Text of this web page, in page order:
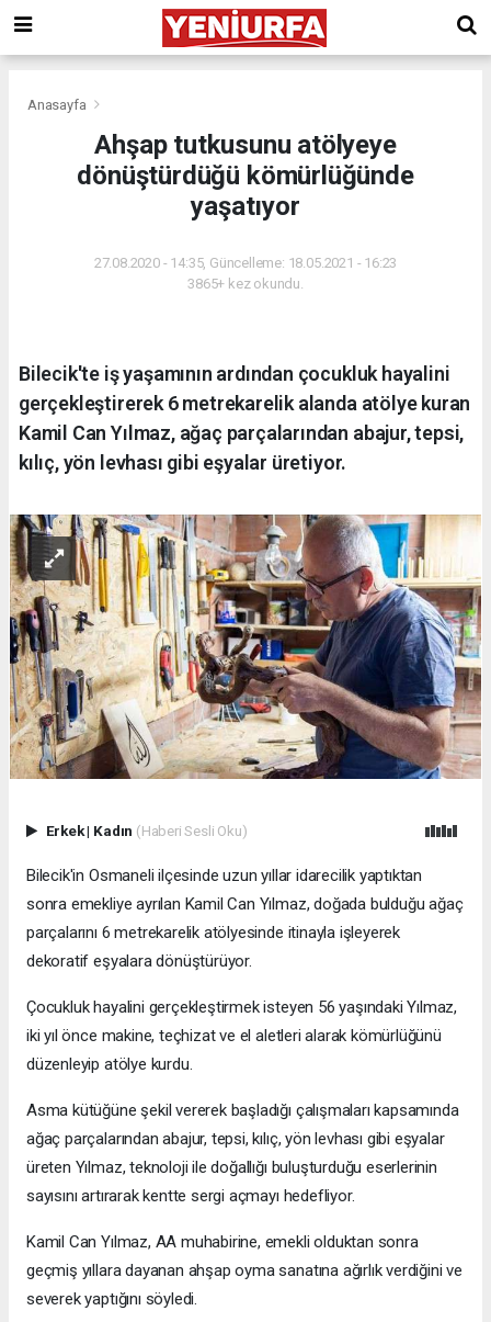
Anasayfa
Ahşap tutkusunu atölyeye
dönüştürdüğü kömürlüğünde
yaşatıyor
27.08.2020 - 14:35, Güncelleme: 18.05.2021 - 16:23
3865+ kez okundu.
Bilecik'te iş yaşamının ardından çocukluk hayalini
gerçekleştirerek 6 metrekarelik alanda atölye kuran
Kamil Can Yılmaz, ağaç parçalarından abajur, tepsi,
kılıç, yön levhası gibi eşyalar üretiyor.
Erkek| Kadın (Haberi Sesli Oku)
Bilecik'in Osmaneli ilçesinde uzun yıllar idarecilik yaptıktan
sonra emekliye ayrılan Kamil Can Yılmaz, doğada bulduğu ağaç
parçalarını 6 metrekarelik atölyesinde itinayla işleyerek
dekoratif eşyalara dönüştürüyor.
Çocukluk hayalini gerçekleştirmek isteyen 56 yaşındaki Yılmaz,
iki yıl önce makine, teçhizat ve el aletleri alarak kömürlüğünü
düzenleyip atölye kurdu.
Asma kütüğüne şekil vererek başladığı çalışmaları kapsamında
ağaç parçalarından abajur, tepsi, kılıç, yön levhası gibi eşyalar
üreten Yılmaz, teknoloji ile doğallığı buluşturduğu eserlerinin
sayısını artırarak kentte sergi açmayı hedefliyor.
Kamil Can Yılmaz, AA muhabirine, emekli olduktan sonra
geçmiş yıllara dayanan ahşap oyma sanatına ağırlık verdiğini ve
severek yaptığını söyledi.